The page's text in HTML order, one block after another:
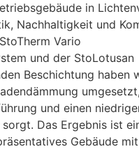
in
Nachhaltigkeit und
Vario
und der StoLotusan
Beschichtung haben
und einen
Das Ergebnis ist
Gebäude